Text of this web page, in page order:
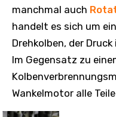
manchmal auch
handelt es sich um
Drehkolben, der
Im Gegensatz zu
Wankelmotor alle